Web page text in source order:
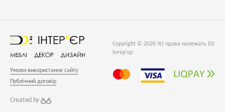
Copyright © 2026 Усі права належать D2
Інтер'єр
Умови використання сайту
Публічний договір
Created by